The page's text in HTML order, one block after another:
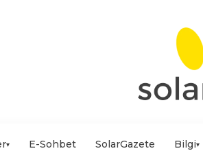
▾ E-Sohbet SolarGazete Bilgi▾